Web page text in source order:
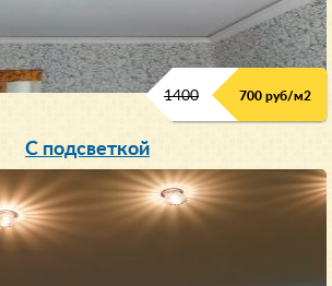
1400 700 руб/м2
С подсветкой